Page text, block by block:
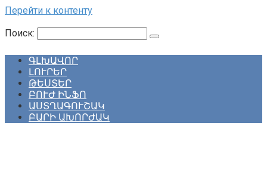
Перейти к контенту
Поиск:
ԳԼԽԱՎՈՐ
ԼՈՒՐԵՐ
ԹԵՍՏԵՐ
ԲՈՒԺ ԻՆՖՈ
ԱՍՏՂԱԳՈՒՇԱԿ
ԲԱՐԻ ԱԽՈՐԺԱԿ